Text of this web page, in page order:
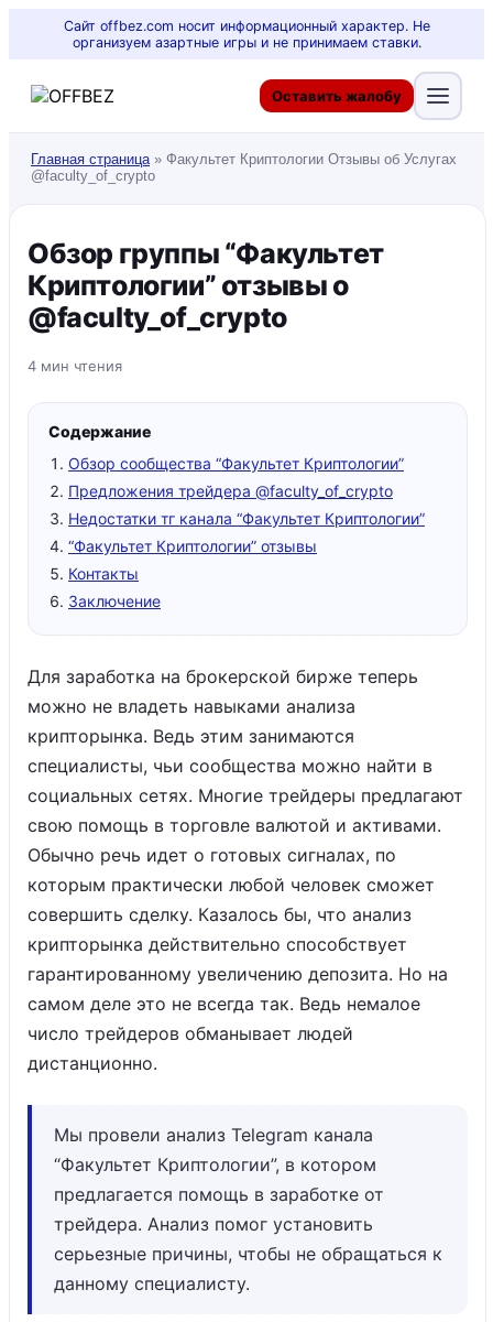
Сайт offbez.com носит информационный характер. Не
организуем азартные игры и не принимаем ставки.
Оставить жалобу
Главная страница» Факультет Криптологии Отзывы об Услугах
@faculty_of_crypto
Обзор группы “Факультет
Криптологии” отзывы о
@faculty_of_crypto
4 мин чтения
Содержание
Обзор сообщества “Факультет Криптологии”
Предложения трейдера @faculty_of_crypto
Недостатки тг канала “Факультет Криптологии”
“Факультет Криптологии” отзывы
Контакты
Заключение
Для заработка на брокерской бирже теперь
можно не владеть навыками анализа
крипторынка. Ведь этим занимаются
специалисты, чьи сообщества можно найти в
социальных сетях. Многие трейдеры предлагают
свою помощь в торговле валютой и активами.
Обычно речь идет о готовых сигналах, по
которым практически любой человек сможет
совершить сделку. Казалось бы, что анализ
крипторынка действительно способствует
гарантированному увеличению депозита. Но на
самом деле это не всегда так. Ведь немалое
число трейдеров обманывает людей
дистанционно.
Мы провели анализ Telegram канала
“Факультет Криптологии”, в котором
предлагается помощь в заработке от
трейдера. Анализ помог установить
серьезные причины, чтобы не обращаться к
данному специалисту.